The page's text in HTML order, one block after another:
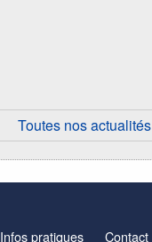
Toutes nos actualités
Infos pratiques Contact